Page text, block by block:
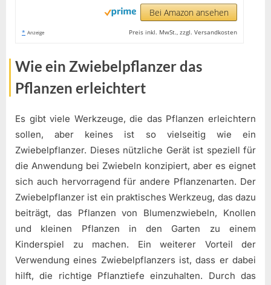
Bei Amazon ansehen
* Anzeige Preis inkl. MwSt., zzgl. Versandkosten
Wie ein Zwiebelpflanzer das
Pflanzen erleichtert
Es gibt viele Werkzeuge, die das Pflanzen erleichtern
sollen, aber keines ist so vielseitig wie ein
Zwiebelpflanzer. Dieses nützliche Gerät ist speziell für
die Anwendung bei Zwiebeln konzipiert, aber es eignet
sich auch hervorragend für andere Pflanzenarten. Der
Zwiebelpflanzer ist ein praktisches Werkzeug, das dazu
beiträgt, das Pflanzen von Blumenzwiebeln, Knollen
und kleinen Pflanzen in den Garten zu einem
Kinderspiel zu machen. Ein weiterer Vorteil der
Verwendung eines Zwiebelpflanzers ist, dass er dabei
hilft, die richtige Pflanztiefe einzuhalten. Durch das